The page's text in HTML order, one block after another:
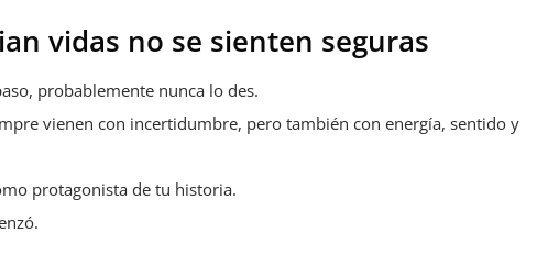
vidas no se sienten seguras
probablemente nunca lo des.
vienen con incertidumbre, pero también con energía, sentido y
protagonista de tu historia.